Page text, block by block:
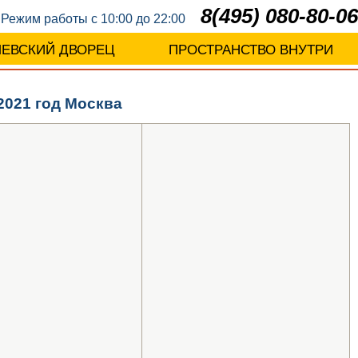
Режим работы с 10:00 до 22:00 8(495) 080-80-06
ДВОРЕЦ ПРОСТРАНСТВО ВНУТРИ
год Москва